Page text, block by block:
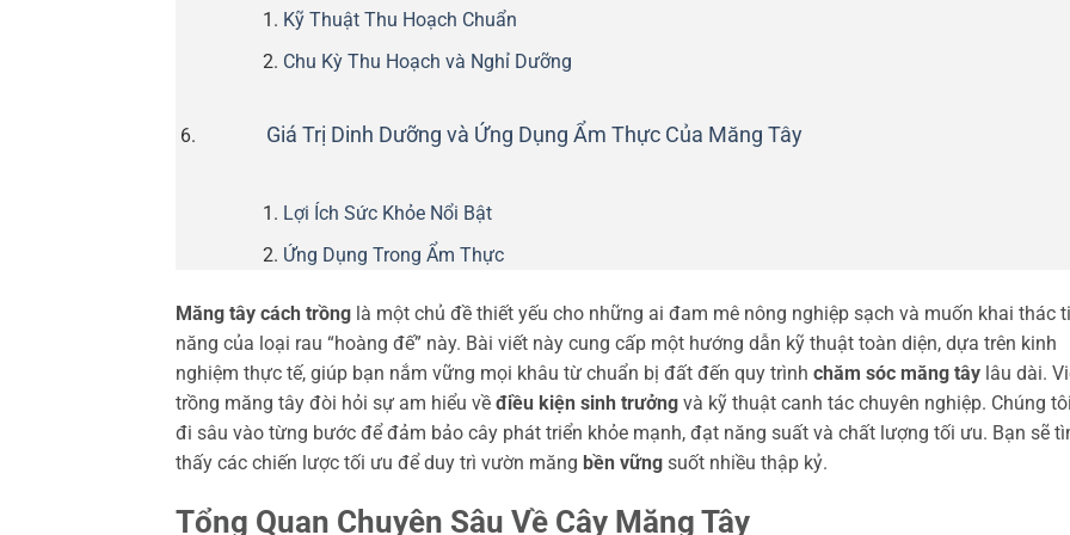
Kỹ Thuật Thu Hoạch Chuẩn
Chu Kỳ Thu Hoạch và Nghỉ Dưỡng
Giá Trị Dinh Dưỡng và Ứng Dụng Ẩm Thực Của Măng Tây
Lợi Ích Sức Khỏe Nổi Bật
Ứng Dụng Trong Ẩm Thực
Măng tây cách trồng là một chủ đề thiết yếu cho những ai đam mê nông nghiệp sạch và muốn khai thác
năng của loại rau “hoàng đế” này. Bài viết này cung cấp một hướng dẫn kỹ thuật toàn diện, dựa trên kinh
nghiệm thực tế, giúp bạn nắm vững mọi khâu từ chuẩn bị đất đến quy trình chăm sóc măng tây lâu dài.
trồng măng tây đòi hỏi sự am hiểu về điều kiện sinh trưởng và kỹ thuật canh tác chuyên nghiệp. Chúng
đi sâu vào từng bước để đảm bảo cây phát triển khỏe mạnh, đạt năng suất và chất lượng tối ưu. Bạn sẽ
thấy các chiến lược tối ưu để duy trì vườn măng bền vững suốt nhiều thập kỷ.
Tổng Quan Chuyên Sâu Về Cây Măng Tây